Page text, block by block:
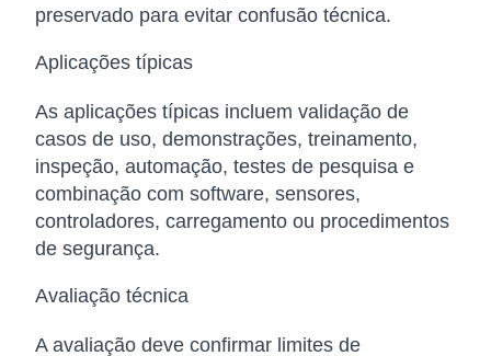
preservado para evitar confusão técnica.
Aplicações típicas
As aplicações típicas incluem validação de
casos de uso, demonstrações, treinamento,
inspeção, automação, testes de pesquisa e
combinação com software, sensores,
controladores, carregamento ou procedimentos
de segurança.
Avaliação técnica
A avaliação deve confirmar limites de